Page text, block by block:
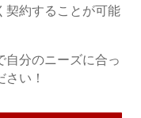
契約することが可能
自分のニーズに合っ
い！